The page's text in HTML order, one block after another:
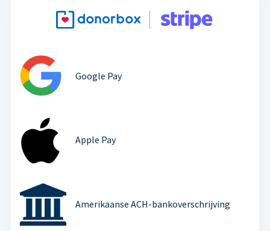
Google Pay
Apple Pay
Amerikaanse ACH-bankoverschrijving